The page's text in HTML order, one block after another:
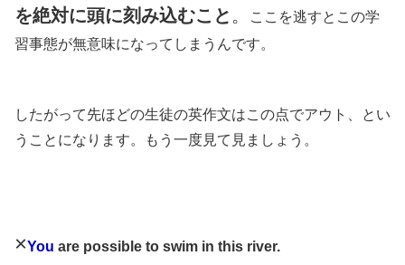
を絶対に頭に刻み込むこと 。
ここを逃すとこの学
習事態が無意味になってしまうんです。
したがって先ほどの生徒の英作文はこの点でアウト、とい
うことになります。もう一度見て見ましょう。
×You are possible to swim in this river.